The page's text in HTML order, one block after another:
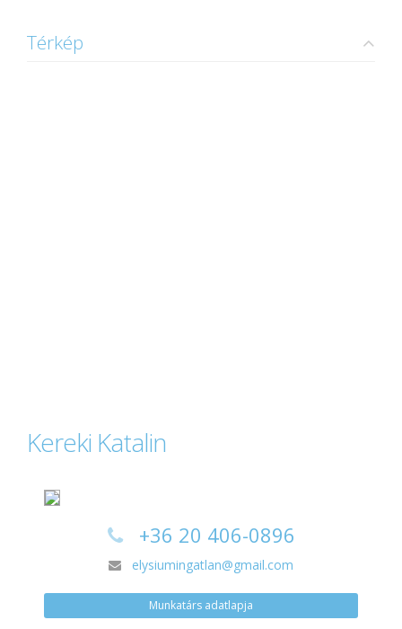
Térkép
Kereki Katalin
+36 20 406-0896
elysiumingatlan@gmail.com
Munkatárs adatlapja